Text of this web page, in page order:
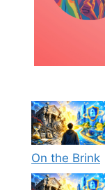
On the Brink